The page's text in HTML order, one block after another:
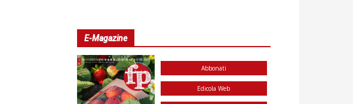
E-Magazine
Abbonati
Edicola Web